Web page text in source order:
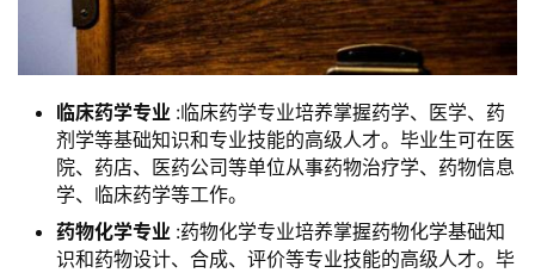
临床药学专业 :临床药学专业培养掌握药学、医学、药
剂学等基础知识和专业技能的高级人才。毕业生可在医
院、药店、医药公司等单位从事药物治疗学、药物信息
学、临床药学等工作。
药物化学专业 :药物化学专业培养掌握药物化学基础知
识和药物设计、合成、评价等专业技能的高级人才。毕